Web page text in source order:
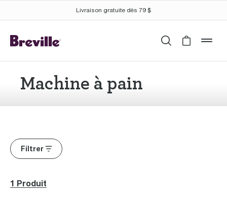
Livraison gratuite dès 79 $
Recherche
Cart is
Machine à pain
Filtrer
1 Produit